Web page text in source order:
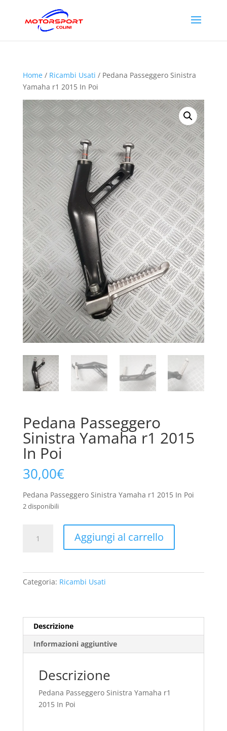
Home/ Ricambi Usati / Pedana Passeggero Sinistra
Yamaha r1 2015 In Poi
Pedana Passeggero
Sinistra Yamaha r1 2015
In Poi
30,00€
Pedana Passeggero Sinistra Yamaha r1 2015 In Poi
2 disponibili
Passeggero
2015
quantità
Aggiungi al carrello
Categoria: Ricambi Usati
Descrizione
Informazioni aggiuntive
Descrizione
Pedana Passeggero Sinistra Yamaha r1
2015 In Poi